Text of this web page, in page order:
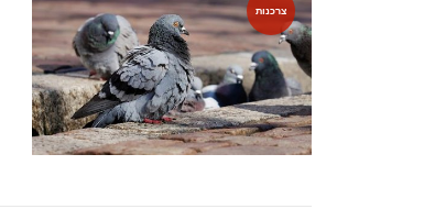
צרכנות